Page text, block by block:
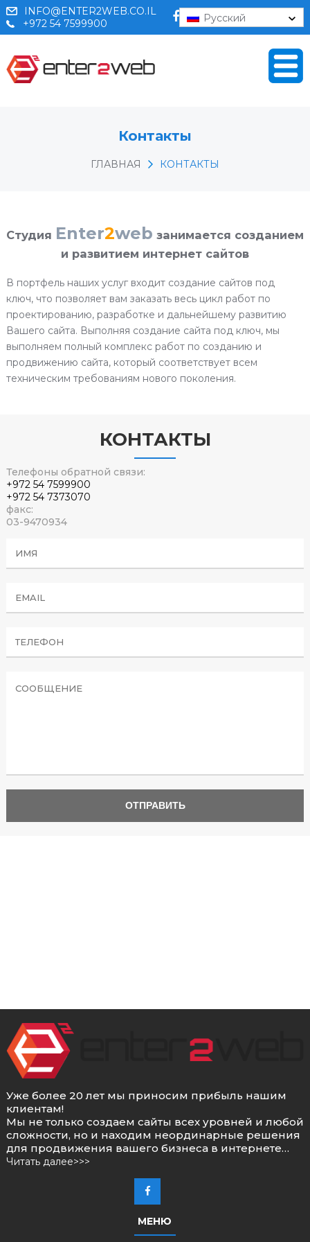
INFO@ENTER2WEB.CO.IL
+972 54 7599900
Русский
Контакты
ГЛАВНАЯ КОНТАКТЫ
Студия Enter2web занимается созданием
и развитием интернет сайтов
В портфель наших услуг входит создание сайтов под
ключ, что позволяет вам заказать весь цикл работ по
проектированию, разработке и дальнейшему развитию
Вашего сайта. Выполняя создание сайта под ключ, мы
выполняем полный комплекс работ по созданию и
продвижению сайта, который соответствует всем
техническим требованиям нового поколения.
КОНТАКТЫ
Телефоны обратной связи:
+972 54 7599900
+972 54 7373070
факс:
03-9470934
Уже более 20 лет мы приносим прибыль нашим
клиентам!
Мы не только создаем сайты всех уровней и любой
сложности, но и находим неординарные решения
для продвижения вашего бизнеса в интернете…
Читать далее>>>
МЕНЮ